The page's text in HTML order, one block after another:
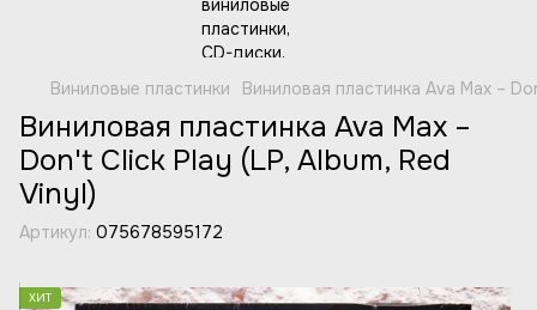
Виниловые пластинки Виниловая пластинка Ava Max –
Виниловая пластинка Ava Max –
Don't Click Play (LP, Album, Red
Vinyl)
Артикул: 075678595172
ХИТ